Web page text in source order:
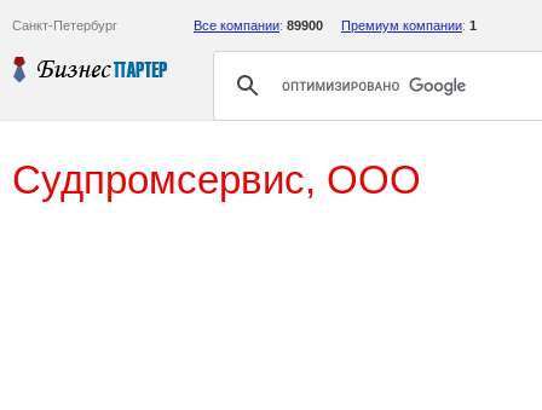
Санкт-Петербург Все компании: 89900 Премиум компании: 1
Судпромсервис, ООО